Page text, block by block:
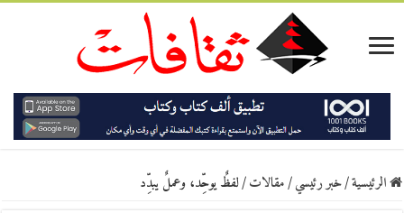
الرئيسية/خبر رئيسي/مقالات/لفظٌ يوحِّد، وعملٌ يبدِّد